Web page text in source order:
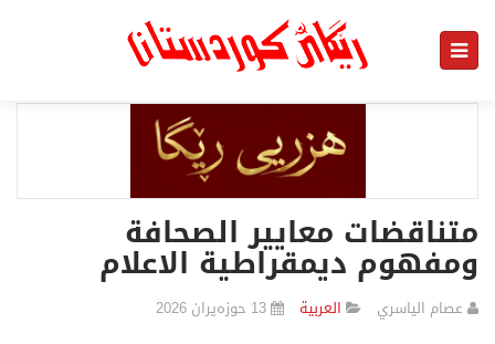
متناقضات معايير الصحافة
ومفهوم ديمقراطية الاعلام
عصام الياسري العربیة 13 حوزەیران 2026